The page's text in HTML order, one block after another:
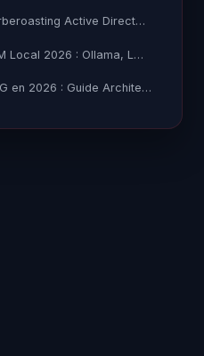
Kerberoasting Active Directory : Attaque et Défense 2026
LLM Local 2026 : Ollama, LM Studio ou vLLM — Quel Outil selon
RAG en 2026 : Guide Architecture, Vectorisation & Chunking